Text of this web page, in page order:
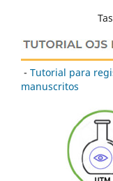
- Tutorial para
manuscritos